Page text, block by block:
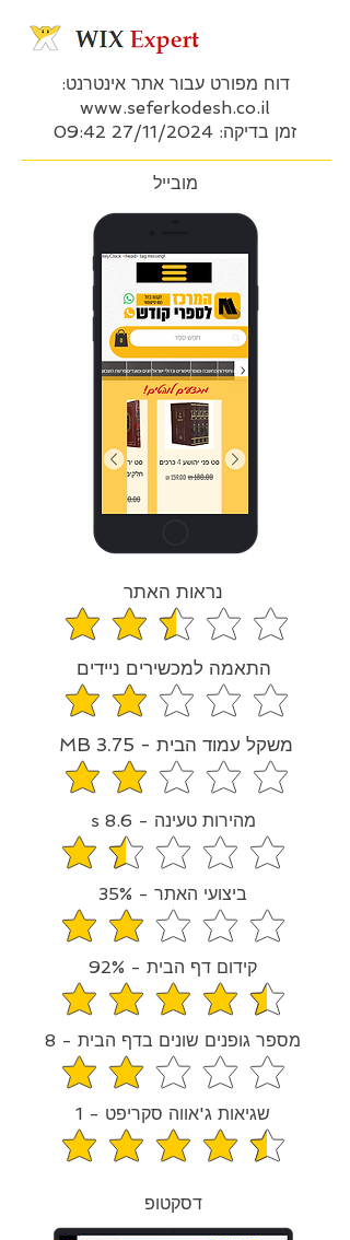
דוח מפורט עבור אתר אינטרנט:
www.seferkodesh.co.il
זמן בדיקה: 27/11/2024 09:42
מובייל
נראות האתר
average rating is 2.4
התאמה למכשירים ניידים
average rating is 2
משקל עמוד הבית - 3.75 MB
average rating is 2
מהירות טעינה - 8.6 s
average rating is 1.4
ביצועי האתר - 35%
average rating is 1.8
קידום דף הבית - 92%
average rating is 4.6
מספר גופנים שונים בדף הבית - 8
average rating is 1.9
שגיאות ג'אווה סקריפט - 1
average rating is 4.5
דסקטופ